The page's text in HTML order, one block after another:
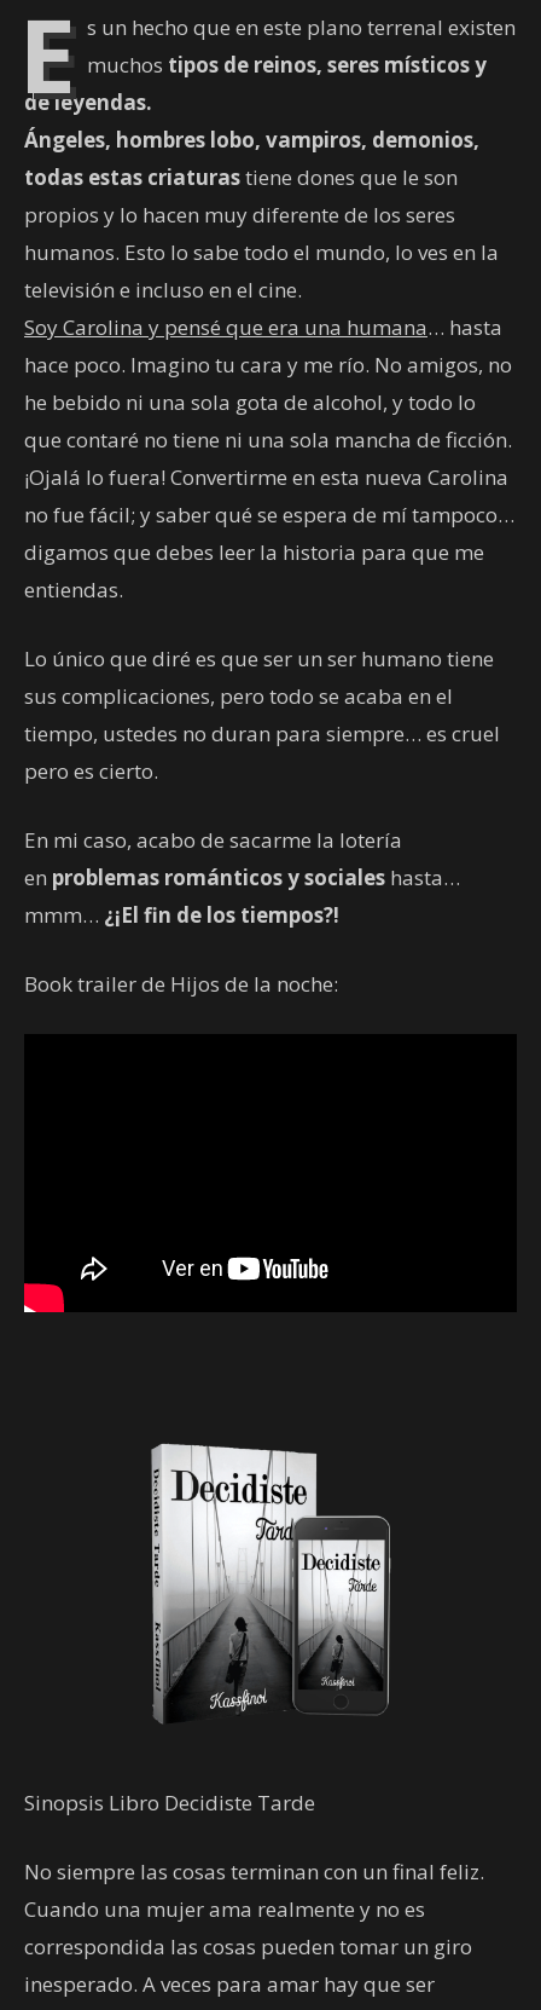
E s un hecho que en este plano terrenal existen
muchos tipos de reinos, seres místicos y
de leyendas.
Ángeles, hombres lobo, vampiros, demonios,
todas estas criaturastiene dones que le son
propios y lo hacen muy diferente de los seres
humanos. Esto lo sabe todo el mundo, lo ves en la
televisión e incluso en el cine.
Soy Carolina y pensé que era una humana… hasta
hace poco. Imagino tu cara y me río. No amigos, no
he bebido ni una sola gota de alcohol, y todo lo
que contaré no tiene ni una sola mancha de ficción.
¡Ojalá lo fuera! Convertirme en esta nueva Carolina
no fue fácil; y saber qué se espera de mí tampoco…
digamos que debes leer la historia para que me
entiendas.
Lo único que diré es que ser un ser humano tiene
sus complicaciones, pero todo se acaba en el
tiempo, ustedes no duran para siempre… es cruel
pero es cierto.
En mi caso, acabo de sacarme la lotería
en problemas románticos y sociales hasta…
mmm… ¿¡El fin de los tiempos?!
Book trailer de Hijos de la noche:
Sinopsis Libro Decidiste Tarde
No siempre las cosas terminan con un final feliz.
Cuando una mujer ama realmente y no es
correspondida las cosas pueden tomar un giro
inesperado. A veces para amar hay que ser